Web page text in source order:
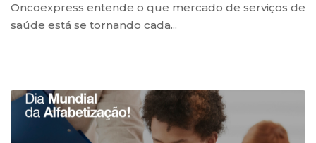
Oncoexpress entende o que mercado de serviços de
saúde está se tornando cada...